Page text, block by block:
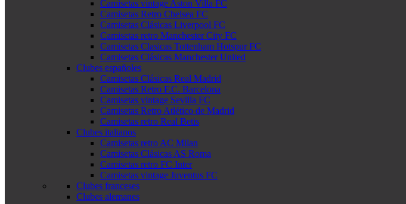
Camisetas vintage Aston Villa FC
Camisetas Retro Chelsea FC
Camisetas Clásicas Liverpool FC
Camisetas retro Manchester City FC
Camisetas Clasicas Tottenham Hotspur FC
Camisetas Clásicas Manchester United
Clubes españoles
Camisetas Clásicas Real Madrid
Camisetas Retro F.C. Barcelona
Camisetas vintage Sevilla FC
Camisetas Retro Atlético de Madrid
Camisetas retro Real Betis
Clubes italianos
Camisetas retro AC Milan
Camisetas Clásicas AS Roma
Camisetas retro FC Inter
Camisetas vintage Juventus FC
Clubes franceses
Clubes alemanes